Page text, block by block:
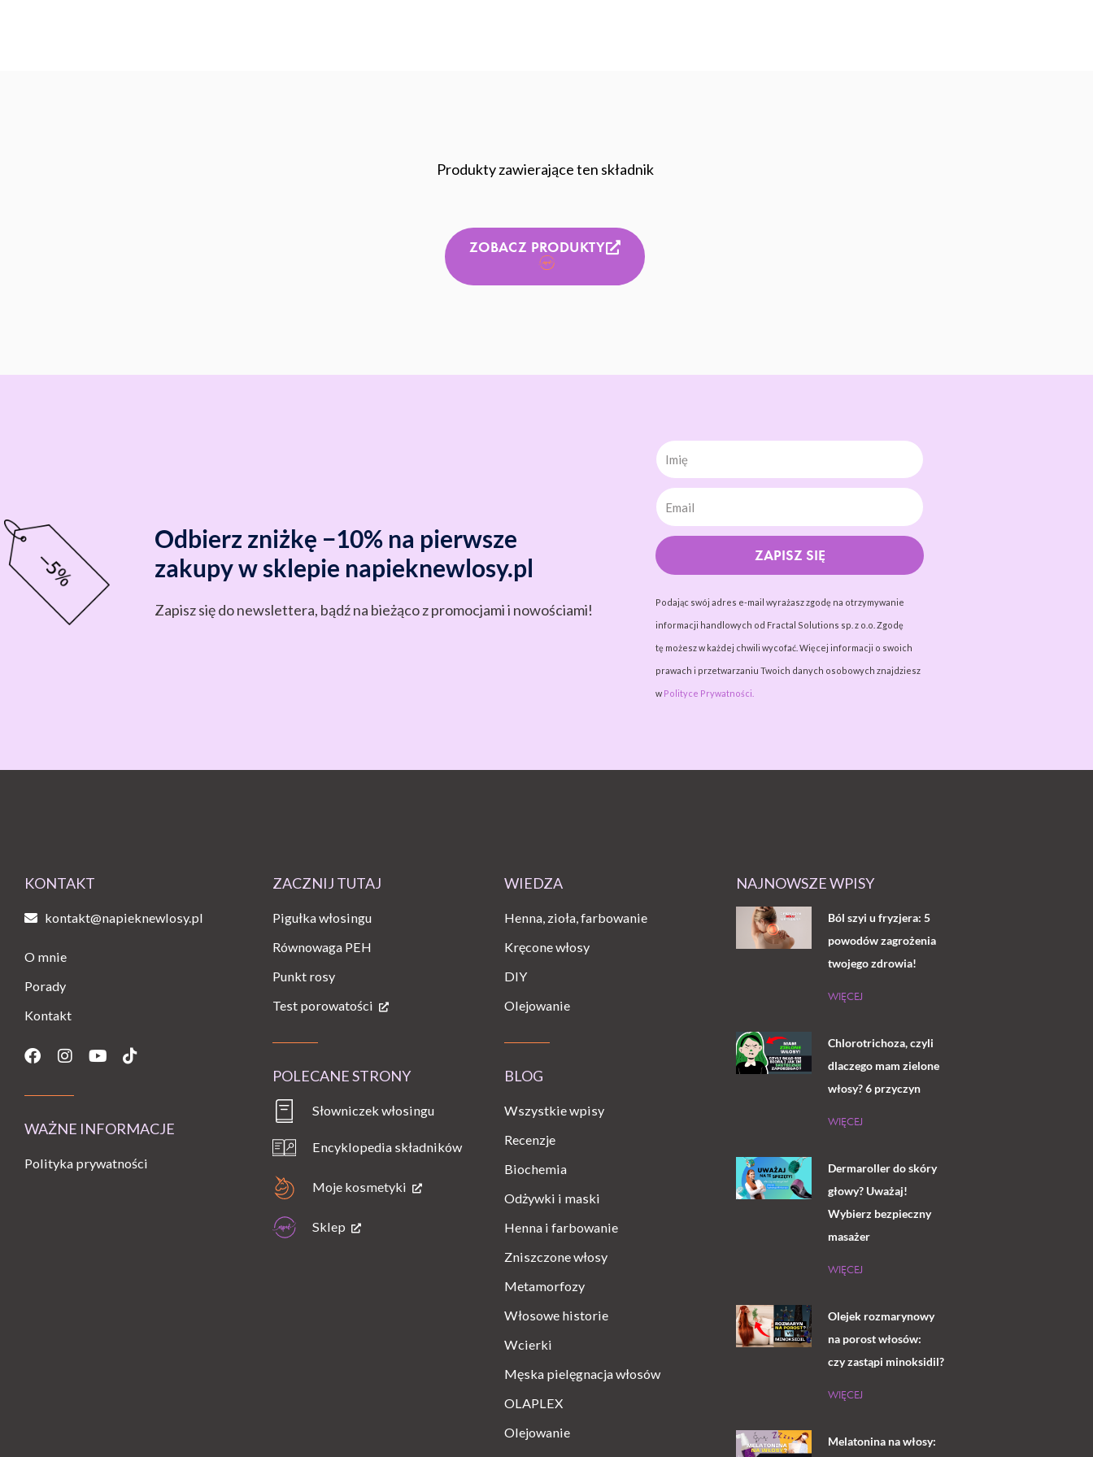
Produkty zawierające ten składnik
ZOBACZ PRODUKTY
Odbierz zniżkę −10% na pierwsze
zakupy w sklepie napieknewlosy.pl
Zapisz się do newslettera, bądź na bieżąco z promocjami i nowościami!
Imię
ZAPISZ SIĘ
Podając swój adres e-mail wyrażasz zgodę na otrzymywanie
informacji handlowych od Fractal Solutions sp. z o.o. Zgodę
tę możesz w każdej chwili wycofać. Więcej informacji o swoich
prawach i przetwarzaniu Twoich danych osobowych znajdziesz
w Polityce Prywatności.
KONTAKT
kontakt@napieknewlosy.pl
O mnie
Porady
Kontakt
Facebook
Instagram
YoutubeTiktok
WAŻNE INFORMACJE
Polityka prywatności
ZACZNIJ TUTAJ
Pigułka włosingu
Równowaga PEH
Punkt rosy
Test porowatości
POLECANE STRONY
Słowniczek włosingu
Encyklopedia składników
Moje kosmetyki
Sklep
WIEDZA
Henna, zioła, farbowanie
Kręcone włosy
DIY
Olejowanie
BLOG
Wszystkie wpisy
Recenzje
Biochemia
Odżywki i maski
Henna i farbowanie
Zniszczone włosy
Metamorfozy
Włosowe historie
Wcierki
Męska pielęgnacja włosów
OLAPLEX
Olejowanie
NAJNOWSZE WPISY
Ból szyi u fryzjera: 5
powodów zagrożenia
twojego zdrowia!
WIĘCEJ
Chlorotrichoza, czyli
dlaczego mam zielone
włosy? 6 przyczyn
WIĘCEJ
Dermaroller do skóry
głowy? Uważaj!
Wybierz bezpieczny
masażer
WIĘCEJ
Olejek rozmarynowy
na porost włosów:
czy zastąpi minoksidil?
WIĘCEJ
Melatonina na włosy: